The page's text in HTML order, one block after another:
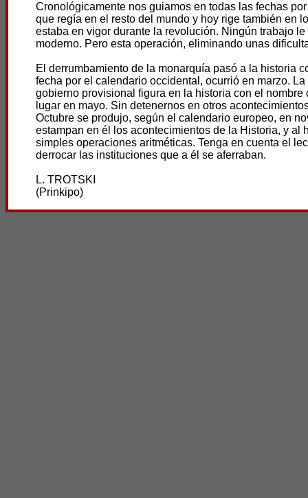
Cronológicamente nos guiamos en todas las fechas
que regía en el resto del mundo y hoy rige también en
estaba en vigor durante la revolución. Ningún trabajo
moderno. Pero esta operación, eliminando unas
El derrumbamiento de la monarquía pasó a la historia
fecha por el calendario occidental, ocurrió en marzo.
gobierno provisional figura en la historia con el
lugar en mayo. Sin detenernos en otros
Octubre se produjo, según el calendario europeo, en
estampan en él los acontecimientos de la Historia, y
simples operaciones aritméticas. Tenga en cuenta el
derrocar las instituciones que a él se aferraban.
L. TROTSKI
(Prinkipo)